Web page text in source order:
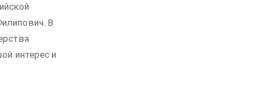
В
интерес и